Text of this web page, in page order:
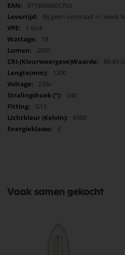
Vervanging: 36 Watt
Voltage: 220 - 240 Volt
Lichtkleur: 6500 Kelvin 865
Lichtopbrengst : 2000 Lumen
Gradenbundel: 240 graden
Kleurechtheid: CRI 80
Powerfactor: 0,9
Energielabel: E
Aantal branduren: 30.000 uur
Aantal schakelingen: 50.000 x
Materiaal: Glas
Inclusief LED starter
Lengte: 1200 mm
Diameter: 26 mm
Meer
informatie
8718696801703
Bij geen voorraad +/- week
1 stuk
18
2000
80-89
1200
230v
240
G13
6500
E
Vaak samen gekocht